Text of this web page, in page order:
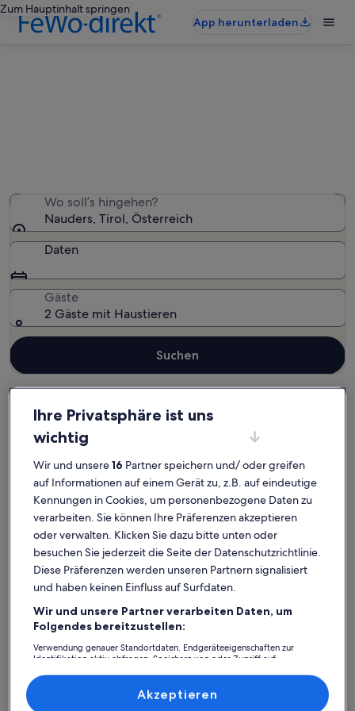
Zum Hauptinhalt springen
App herunterladen
Wo soll’s hingehen?
Nauders, Tirol, Österreich
Daten
Gäste
2 Gäste mit Haustieren
Suchen
Landeck Haustierfreundliche Ferienunterkünfte in Nauders
Nauders: Entdecke
haustierfreundliche
Ferienunterkünfte
Weitere Infos zu Ferienwohnung/App. für 3 Gäste mit 45m²
Weitere
Ihre Privatsphäre ist uns
wichtig
Wir und unsere16 Partner speichern und/ oder greifen
auf Informationen auf einem Gerät zu, z.B. auf eindeutige
Kennungen in Cookies, um personenbezogene Daten zu
verarbeiten. Sie können Ihre Präferenzen akzeptieren
oder verwalten. Klicken Sie dazu bitte unten oder
besuchen Sie jederzeit die Seite der Datenschutzrichtlinie.
Diese Präferenzen werden unseren Partnern signalisiert
und haben keinen Einfluss auf Surfdaten.
Wir und unsere Partner verarbeiten Daten, um
Folgendes bereitzustellen:
Verwendung genauer Standortdaten. Endgeräteeigenschaften zur
Identifikation aktiv abfragen. Speichern von oder Zugriff auf
Inhalte, Messung von Werbeleistung und der Performance von Inhalten,
Zielgruppenforschung sowie Entwicklung und Verbesserung von
Akzeptieren